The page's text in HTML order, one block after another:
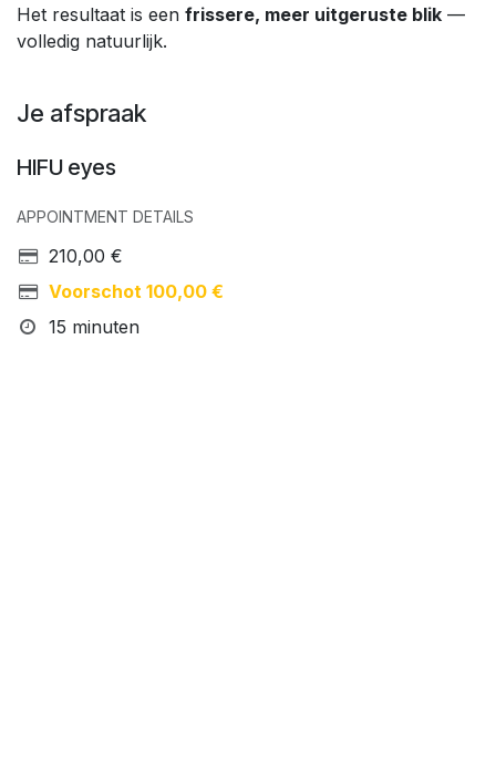
Het resultaat is een frissere, meer uitgeruste blik —
volledig natuurlijk.
Je afspraak
HIFU eyes
APPOINTMENT DETAILS
210,00 €
Voorschot 100,00€
15 minuten